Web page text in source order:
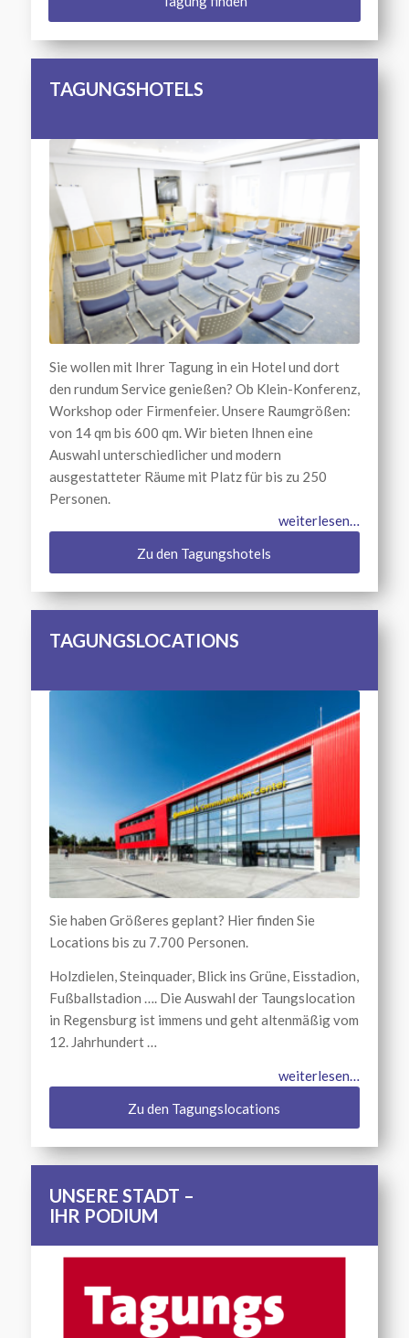
TAGUNGSHOTELS
Sie wollen mit Ihrer Tagung in ein Hotel und dort
den rundum Service genießen? Ob Klein-Konferenz,
Workshop oder Firmenfeier. Unsere Raumgrößen:
von 14 qm bis 600 qm. Wir bieten Ihnen eine
Auswahl unterschiedlicher und modern
ausgestatteter Räume mit Platz für bis zu 250
Personen.
weiterlesen…
Zu den Tagungshotels
TAGUNGSLOCATIONS
Sie haben Größeres geplant? Hier finden Sie
Locations bis zu 7.700 Personen.
Holzdielen, Steinquader, Blick ins Grüne, Eisstadion,
Fußballstadion …. Die Auswahl der Taungslocation
in Regensburg ist immens und geht altenmäßig vom
12. Jahrhundert …
weiterlesen…
Zu den Tagungslocations
UNSERE STADT –
IHR PODIUM